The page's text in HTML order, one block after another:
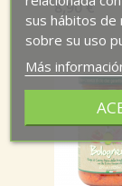
8,90 €
sus hábitos de
sobre su uso
Más